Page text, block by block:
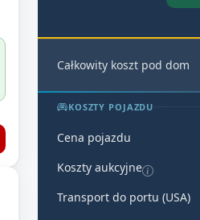
Całkowity koszt pod dom
KOSZTY POJAZDU
Cena pojazdu
Koszty aukcyjne
Transport do portu (USA)